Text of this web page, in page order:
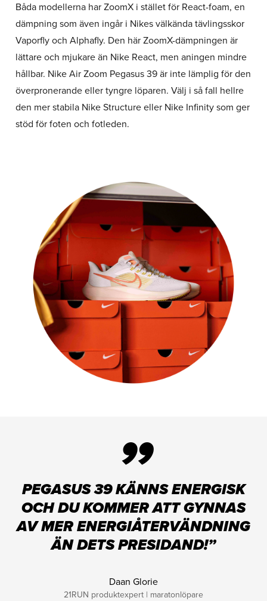
Båda modellerna har ZoomX i stället för React-foam, en
dämpning som även ingår i Nikes välkända tävlingsskor
Vaporfly och Alphafly. Den här ZoomX-dämpningen är
lättare och mjukare än Nike React, men aningen mindre
hållbar. Nike Air Zoom Pegasus 39 är inte lämplig för den
överpronerande eller tyngre löparen. Välj i så fall hellre
den mer stabila Nike Structure eller Nike Infinity som ger
stöd för foten och fotleden.
”
PEGASUS 39 KÄNNS ENERGISK
OCH DU KOMMER ATT GYNNAS
AV MER ENERGIÅTERVÄNDNING
ÄN DETS PRESIDAND!”
Daan Glorie
21RUN produktexpert | maratonlöpare